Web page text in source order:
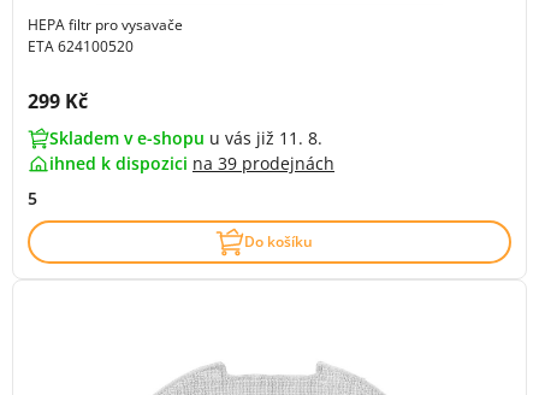
HEPA filtr pro vysavače
ETA 624100520
Cena s DPH:
299 Kč
Skladem v e-shopu u vás již 11. 8.
ihned k dispozici na 39 prodejnách
5
Do košíku